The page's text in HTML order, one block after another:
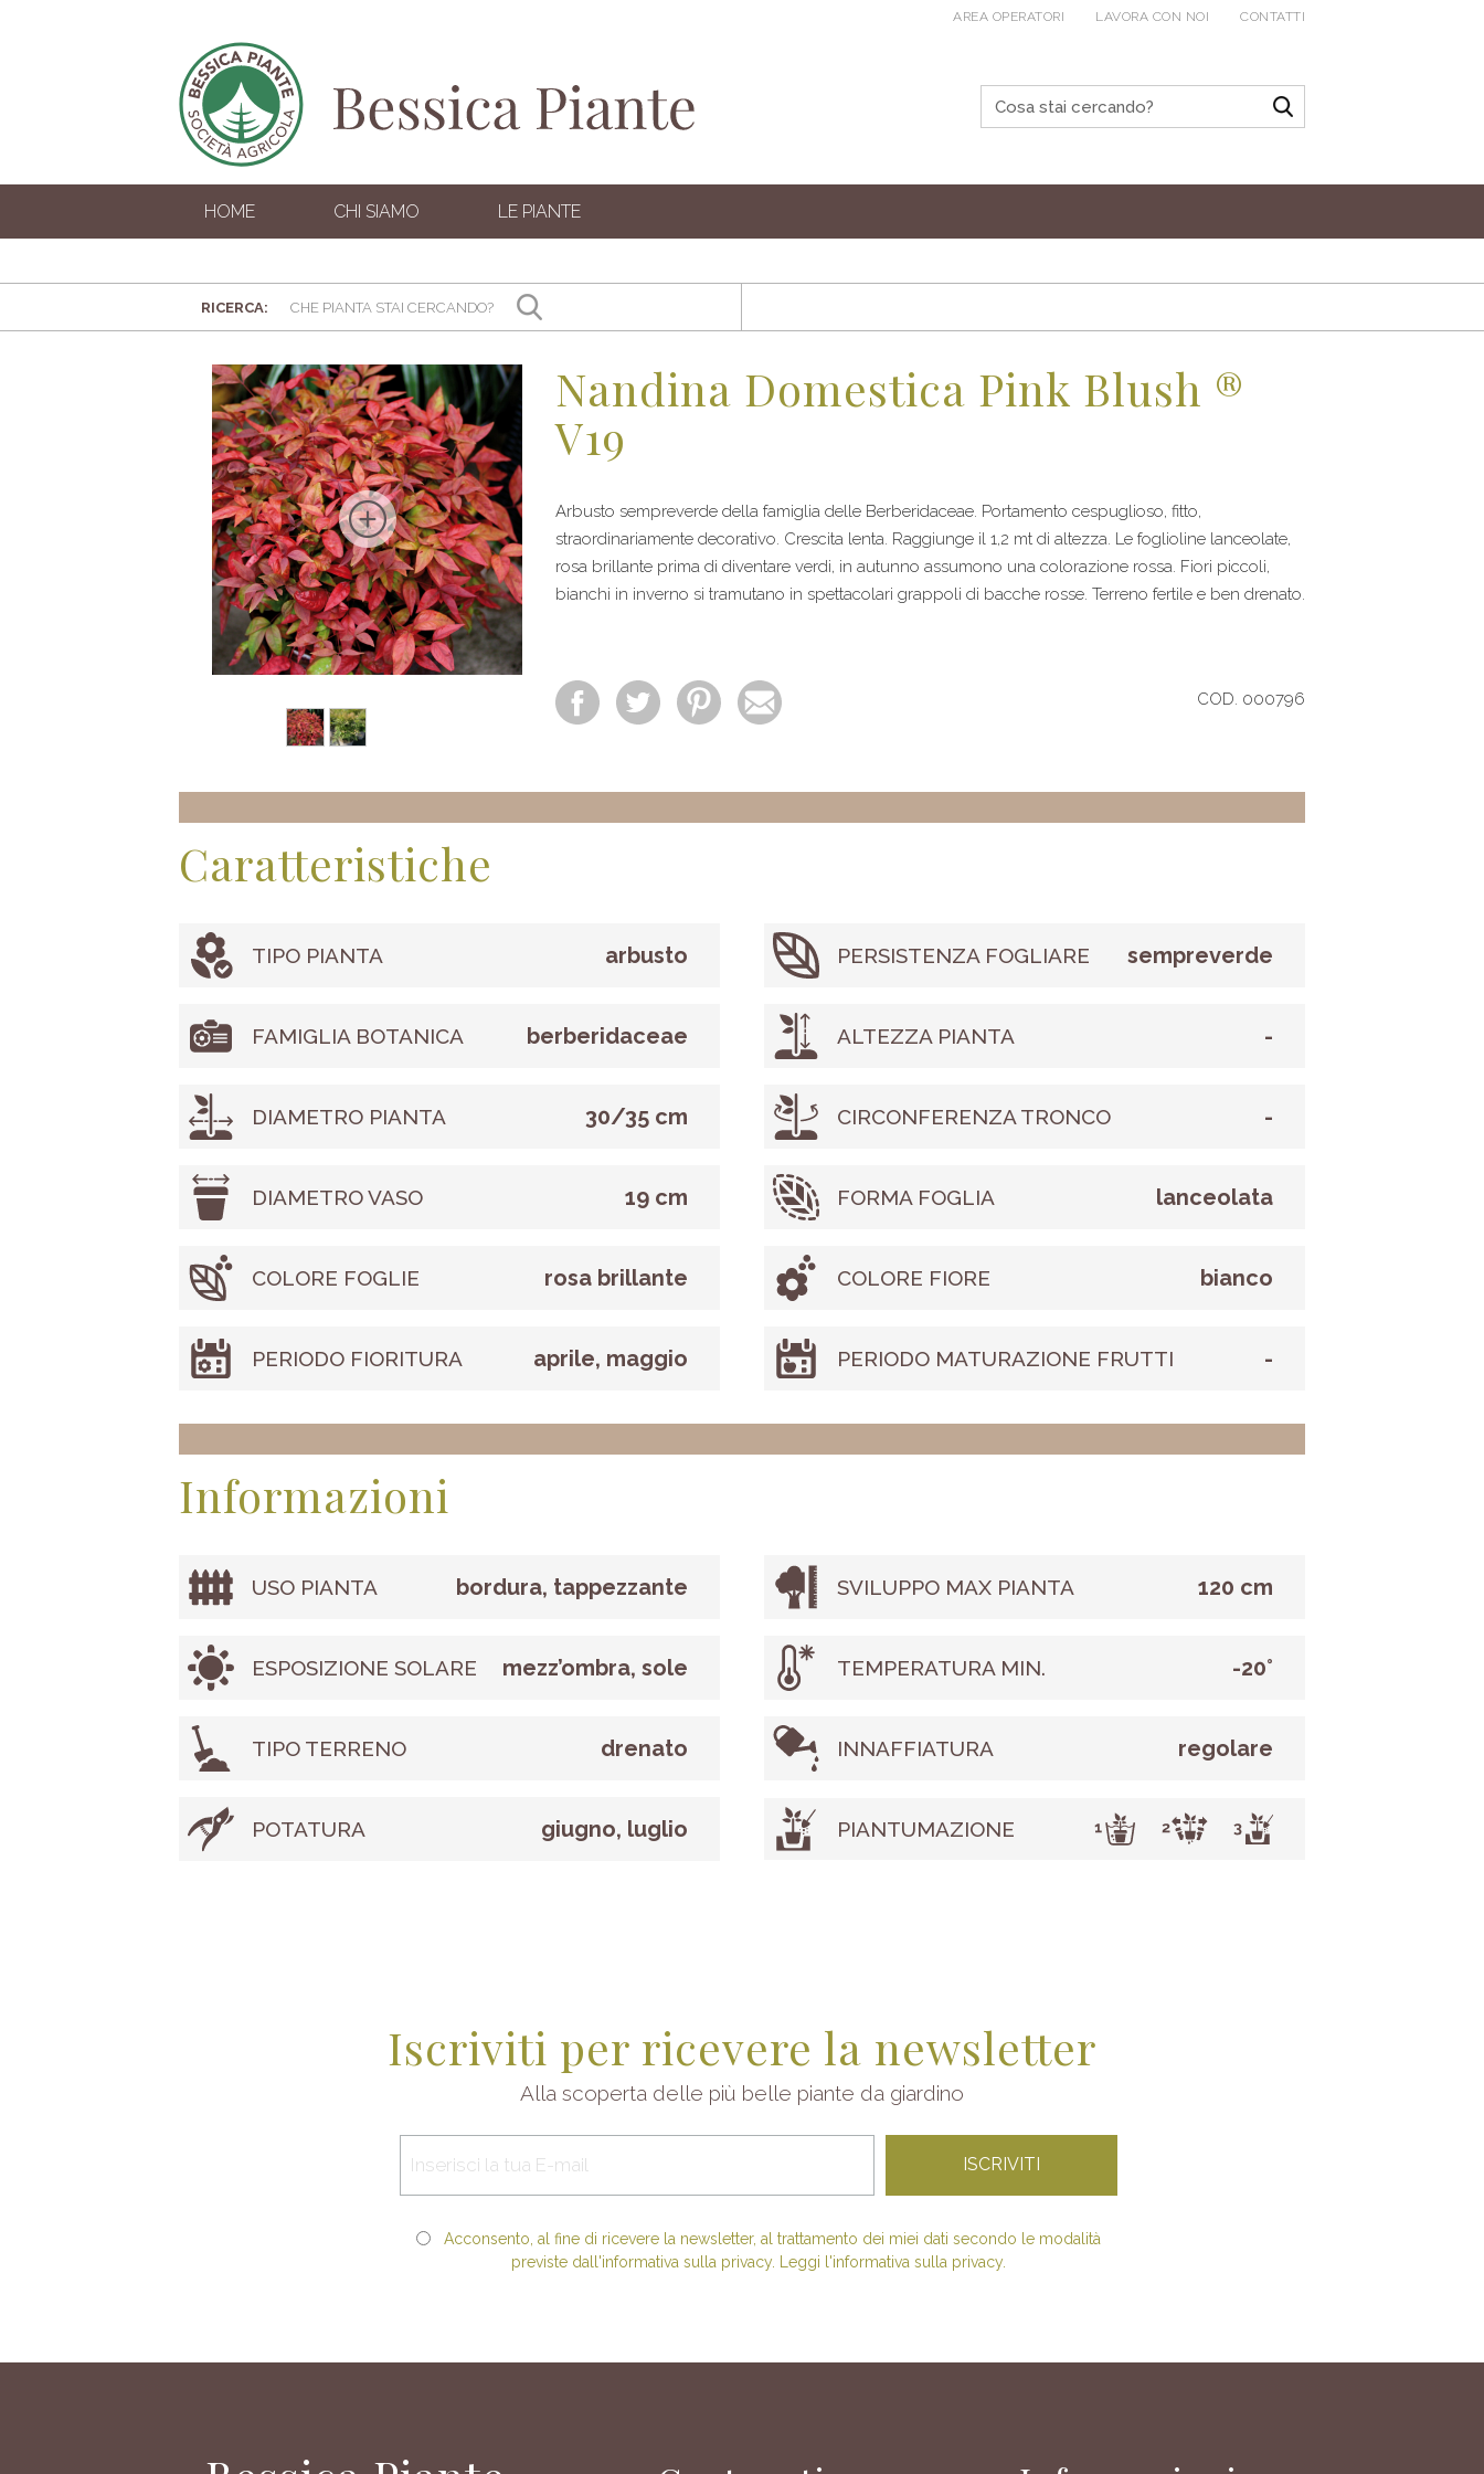
AREA OPERATORI LAVORA CON NOI CONTATTI
HOME CHI SIAMO LE PIANTE
RICERCA:
Nandina Domestica Pink Blush ®
V19
Arbusto sempreverde della famiglia delle Berberidaceae. Portamento cespuglioso, fitto,
straordinariamente decorativo. Crescita lenta. Raggiunge il 1,2 mt di altezza. Le foglioline lanceolate,
rosa brillante prima di diventare verdi, in autunno assumono una colorazione rossa. Fiori piccoli,
bianchi in inverno si tramutano in spettacolari grappoli di bacche rosse. Terreno fertile e ben drenato.
COD. 000796
Caratteristiche
TIPO PIANTA arbusto PERSISTENZA FOGLIARE sempreverde
FAMIGLIA BOTANICA berberidaceae ALTEZZA PIANTA -
DIAMETRO PIANTA 30/35 cm CIRCONFERENZA TRONCO -
DIAMETRO VASO 19 cm FORMA FOGLIA lanceolata
COLORE FOGLIE rosa brillante COLORE FIORE bianco
PERIODO FIORITURA aprile, maggio PERIODO MATURAZIONE FRUTTI -
Informazioni
USO PIANTA bordura, tappezzante SVILUPPO MAX PIANTA 120 cm
ESPOSIZIONE SOLARE mezz’ombra, sole TEMPERATURA MIN. -20°
TIPO TERRENO drenato INNAFFIATURA regolare
POTATURA giugno, luglio PIANTUMAZIONE
Iscriviti per ricevere la newsletter
Alla scoperta delle più belle piante da giardino
Acconsento, al fine di ricevere la newsletter, al trattamento dei miei dati secondo le modalità
previste dall'informativa sulla privacy. Leggi l'informativa sulla privacy.